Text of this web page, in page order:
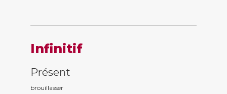
Infinitif
Présent
brouillasser